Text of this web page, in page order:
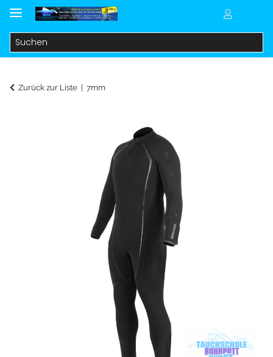
Zurück zur Liste 7mm